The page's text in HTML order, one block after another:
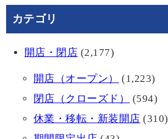
カテゴリ
開店・閉店 (2,177)
開店（オープン）
(1,223)
閉店（クローズド）
(594)
休業・移転・新装開店 (310)